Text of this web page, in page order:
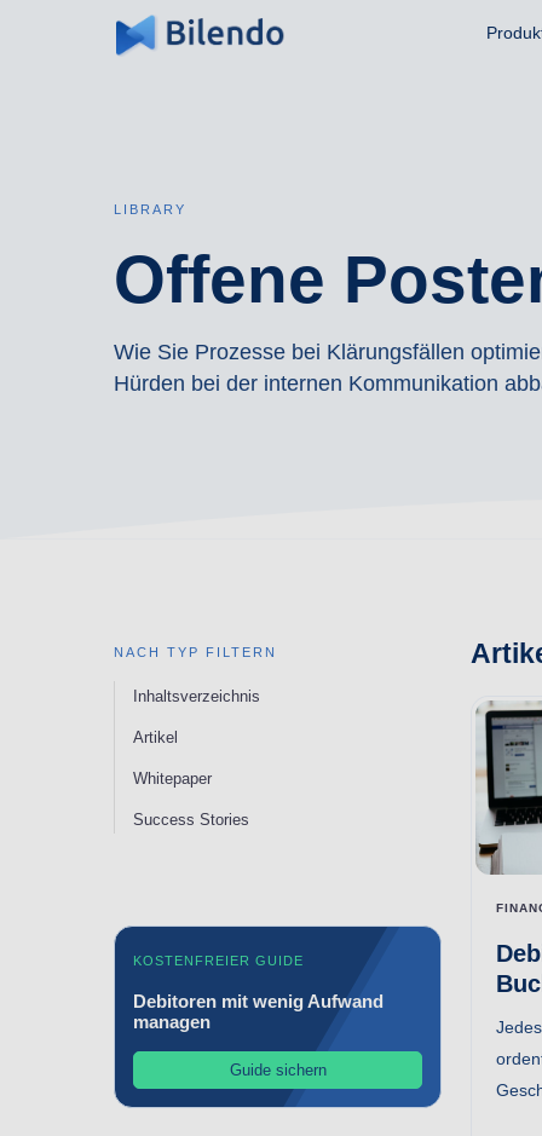
LIBRARY
Offene
Wie Sie Prozesse bei Klärungsfällen
Hürden bei der internen Kommunikation
NACH TYP FILTERN
Inhaltsverzeichnis
Artikel
Whitepaper
Success Stories
KOSTENFREIER GUIDE
Debitoren mit wenig Aufwand
managen
Guide sichern